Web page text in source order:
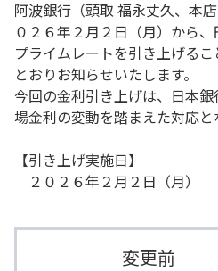
阿波銀行（頭取 福永丈久、本
０２６年２月２日（月）から
プライムレートを引き上げる
とおりお知らせいたします。
今回の金利引き上げは、日本
場金利の変動を踏まえた対応と
【引き上げ実施日】
２０２６年２月２日（月）
変更前